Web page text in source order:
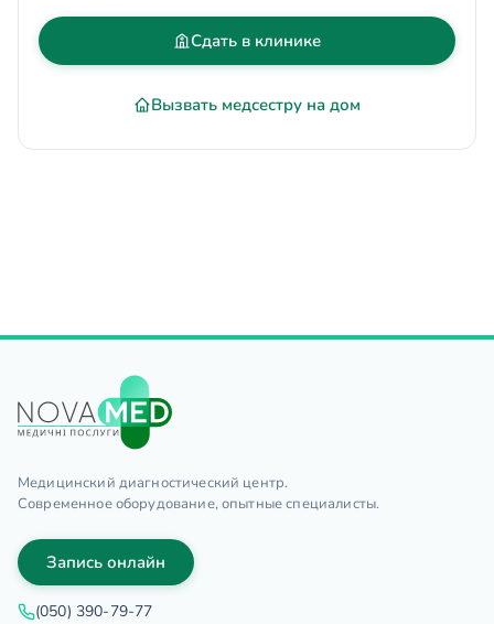
Сдать в клинике
Вызвать медсестру на дом
Медицинский диагностический центр.
Современное оборудование, опытные специалисты.
Запись онлайн
(050) 390-79-77